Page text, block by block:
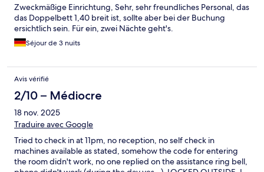
Zweckmäßige Einrichtung, Sehr, sehr freundliches Personal, das
das Doppelbett 1,40 breit ist, sollte aber bei der Buchung
ersichtlich sein. Für ein, zwei Nächte geht's.
Séjour de 3 nuits
Avis vérifié
2/10 – Médiocre
18 nov. 2025
Traduire avec Google
Tried to check in at 11pm, no reception, no self check in
machines available as stated, somehow the code for entering
the room didn't work, no one replied on the assistance ring bell,